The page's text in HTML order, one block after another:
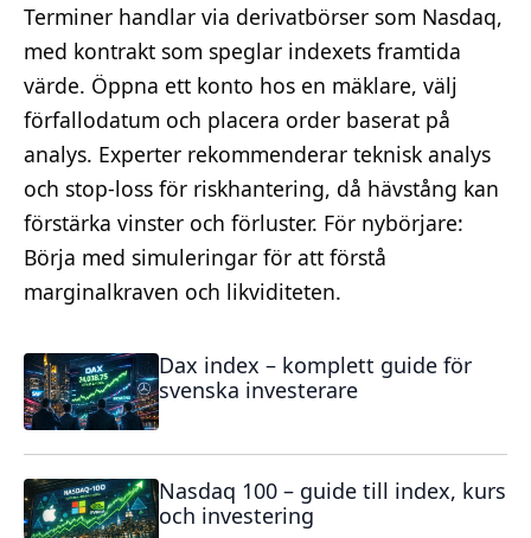
Terminer handlar via derivatbörser som Nasdaq,
med kontrakt som speglar indexets framtida
värde. Öppna ett konto hos en mäklare, välj
förfallodatum och placera order baserat på
analys. Experter rekommenderar teknisk analys
och stop-loss för riskhantering, då hävstång kan
förstärka vinster och förluster. För nybörjare:
Börja med simuleringar för att förstå
marginalkraven och likviditeten.
Dax index – komplett guide för
svenska investerare
Nasdaq 100 – guide till index, kurs
och investering